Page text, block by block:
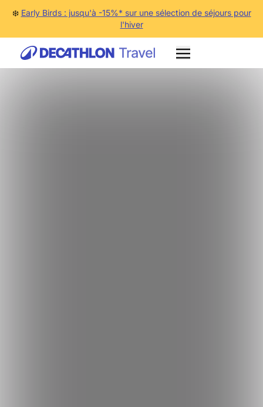
❄️ Early Birds : jusqu'à -15%* sur une sélection de séjours pour
l'hiver